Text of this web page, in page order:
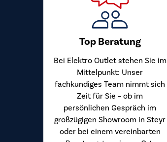
Top Beratung
Bei Elektro Outlet stehen Sie im
Mittelpunkt: Unser
fachkundiges Team nimmt sich
Zeit für Sie – ob im
persönlichen Gespräch im
großzügigen Showroom in Steyr
oder bei einem vereinbarten